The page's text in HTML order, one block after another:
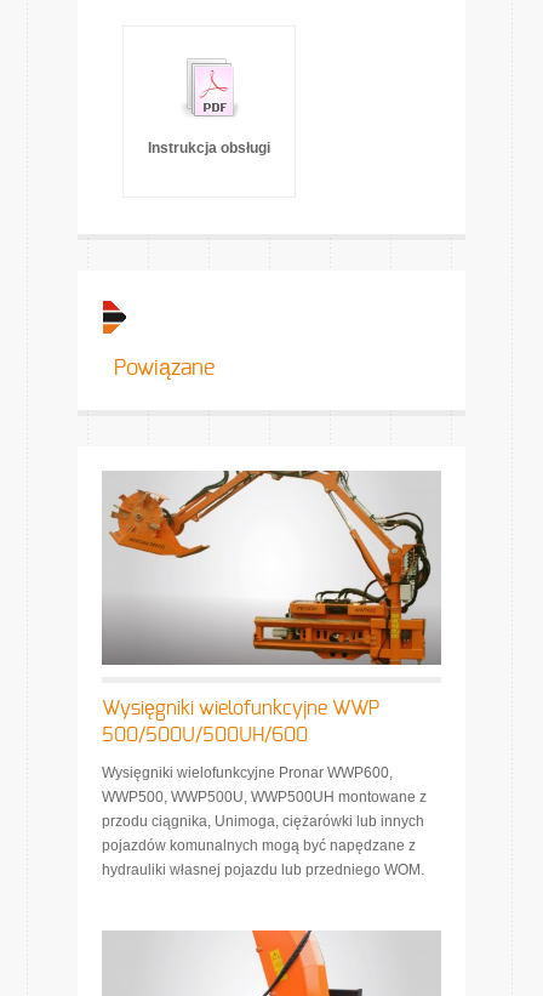
Instrukcja obsługi
Powiązane
Wysięgniki wielofunkcyjne WWP
500/500U/500UH/600
Wysięgniki wielofunkcyjne Pronar WWP600,
WWP500, WWP500U, WWP500UH montowane z
przodu ciągnika, Unimoga, ciężarówki lub innych
pojazdów komunalnych mogą być napędzane z
hydrauliki własnej pojazdu lub przedniego WOM.